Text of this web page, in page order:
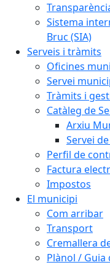
Sistema
Bruc (SIA)
Serveis i tràmits
Oficines
Servei
Tràmits i
Catàleg de
Arxiu
Servei
Perfil de
Factura
Impostos
El municipi
Com arribar
Transport
Cremallera
Plànol / Guia